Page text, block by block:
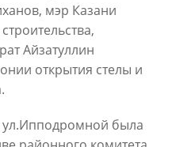
мэр Казани
Айзатуллин
открытия стелы и
была